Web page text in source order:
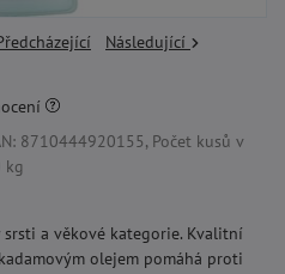
Následující
8710444920155, Počet kusů v
kg
a věkové kategorie. Kvalitní
olejem pomáhá proti